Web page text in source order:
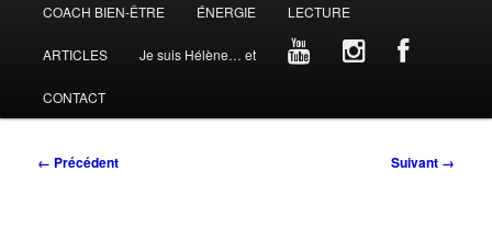
COACH BIEN-ÊTRE ÉNERGIE LECTURE
ARTICLES Je suis Hélène… et
CONTACT
Navigation
← Précédent Suivant →